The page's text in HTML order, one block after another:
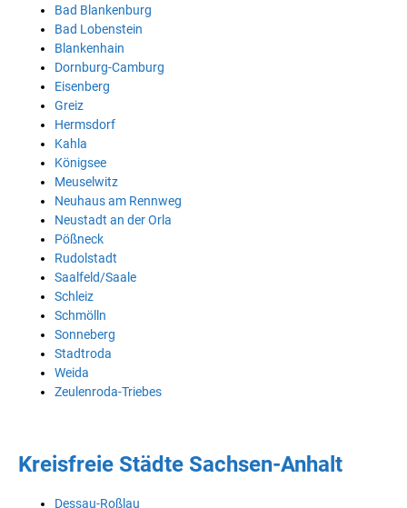
Bad Blankenburg
Bad Lobenstein
Blankenhain
Dornburg-Camburg
Eisenberg
Greiz
Hermsdorf
Kahla
Königsee
Meuselwitz
Neuhaus am Rennweg
Neustadt an der Orla
Pößneck
Rudolstadt
Saalfeld/Saale
Schleiz
Schmölln
Sonneberg
Stadtroda
Weida
Zeulenroda-Triebes
Kreisfreie Städte Sachsen-Anhalt
Dessau-Roßlau